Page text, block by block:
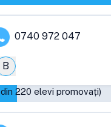
0740 972 047
B
din 220 elevi promovați)